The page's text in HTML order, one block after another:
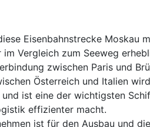
Eisenbahnstrecke Moskau
Vergleich zum Seeweg
zwischen Paris und
Österreich und Italien
ist eine der wichtigsten
effizienter macht.
ist für den Ausbau und